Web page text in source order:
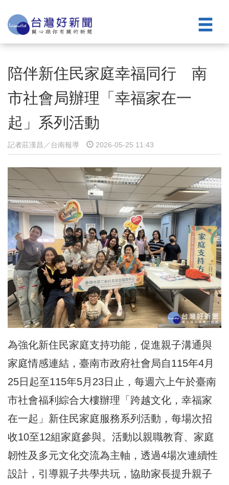
陪伴新住民家庭幸福同行 南
市社會局辦理「幸福家在一
起」系列活動
記者莊漢昌／台南報導 2026-05-25 11:43
為強化新住民家庭支持功能，促進親子溝通與
家庭情感連結，臺南市政府社會局自115年4月
25日起至115年5月23日止，每週六上午於臺南
市社會福利綜合大樓辦理「跨越文化，幸福家
在一起」新住民家庭服務系列活動，每場次招
收10至12組家庭參與。活動以親職教育、家庭
韌性及多元文化交流為主軸，透過4場次連續性
設計，引導親子共學共玩，協助家長提升親子